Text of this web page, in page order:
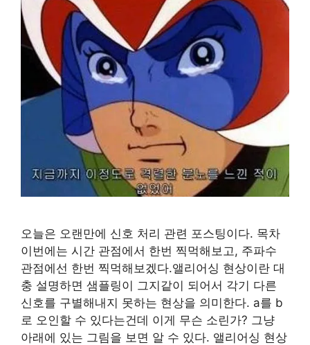
오늘은 오랜만에 신호 처리 관련 포스팅이다. 목차
이번에는 시간 관점에서 한번 찍먹해보고, 주파수
관점에선 한번 찍먹해보겠다.앨리어싱 현상이란 대
충 설명하면 샘플링이 그지같이 되어서 각기 다른
신호를 구별해내지 못하는 현상을 의미한다. a를 b
로 오인할 수 있다는건데 이게 무슨 소린가? 그냥
아래에 있는 그림을 보면 알 수 있다. 앨리어싱 현상